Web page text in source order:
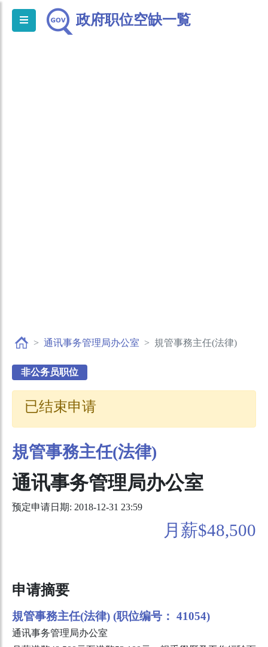
政府职位空缺一覧
通讯事务管理局办公室 規管事務主任(法律)
非公务员职位
已结束申请
規管事務主任(法律)
通讯事务管理局办公室
预定申请日期: 2018-12-31 23:59
月薪$48,500
申请摘要
規管事務主任(法律) (职位编号： 41054)
通讯事务管理局办公室